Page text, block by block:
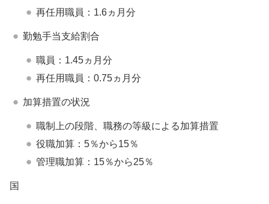
再任用職員：1.6ヵ月分
勤勉手当支給割合
職員：1.45ヵ月分
再任用職員：0.75ヵ月分
加算措置の状況
職制上の段階、職務の等級による加算措置
役職加算：5％から15％
管理職加算：15％から25％
国